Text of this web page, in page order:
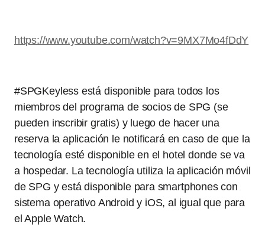
https://www.youtube.com/watch?v=9MX7Mo4fDdY
#SPGKeyless está disponible para todos los
miembros del programa de socios de SPG (se
pueden inscribir gratis) y luego de hacer una
reserva la aplicación le notificará en caso de que la
tecnología esté disponible en el hotel donde se va
a hospedar. La tecnología utiliza la aplicación móvil
de SPG y está disponible para smartphones con
sistema operativo Android y iOS, al igual que para
el Apple Watch.